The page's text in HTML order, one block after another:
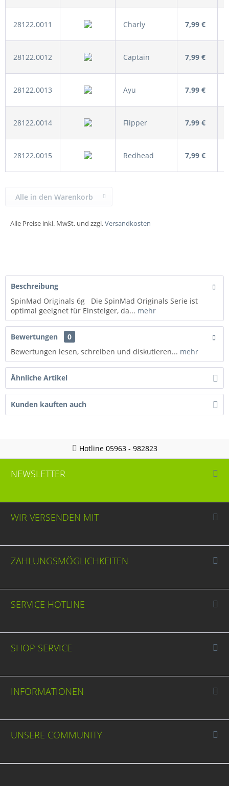
28122.0011 Charly 7,99 €
28122.0012 Captain 7,99 €
28122.0013 Ayu 7,99 €
28122.0014 Flipper 7,99 €
28122.0015 Redhead 7,99 €
Alle Preise inkl. MwSt. und zzgl.Versandkosten
Alle in den Warenkorb
Beschreibung
SpinMad Originals 6g Die SpinMad Originals Serie ist
optimal geeignet für Einsteiger, da... mehr
Bewertungen
0
Bewertungen lesen, schreiben und diskutieren... mehr
Ähnliche Artikel
Kunden kauften auch
Hotline 05963 - 982823
NEWSLETTER
WIR VERSENDEN MIT
ZAHLUNGSMÖGLICHKEITEN
SERVICE HOTLINE
SHOP SERVICE
INFORMATIONEN
UNSERE COMMUNITY